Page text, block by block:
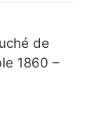
de
1860 –